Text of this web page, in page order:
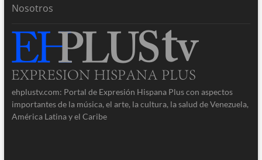
Nosotros
ehplustv.com: Portal de Expresión Hispana Plus con aspectos
importantes de la música, el arte, la cultura, la salud de Venezuela,
América Latina y el Caribe